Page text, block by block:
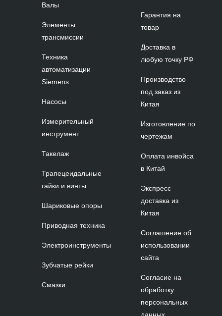
Валы
Элементы
трансмиссии
Техника
автоматизации
Siemens
Насосы
Измерительный
инструмент
Такелаж
Трапецеидальные
гайки и винты
Шариковые опоры
Приводная техника
Электроинструменты
Зубчатые рейки
Смазки
Гарантия на
товар
Доставка в
любую точку РФ
Производство
под заказ из
Китая
Изготовление по
чертежам
Оплата инвойса
в Китай
Экспресс
доставка из
Китая
Соглашение об
использовании
сайта
Согласие на
обработку
персональных
данных